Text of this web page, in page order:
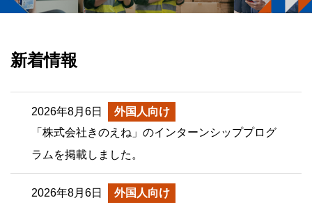
新着情報
2026年8月6日
外国人向け
「株式会社きのえね」のインターンシッププログ
ラムを掲載しました。
2026年8月6日
外国人向け